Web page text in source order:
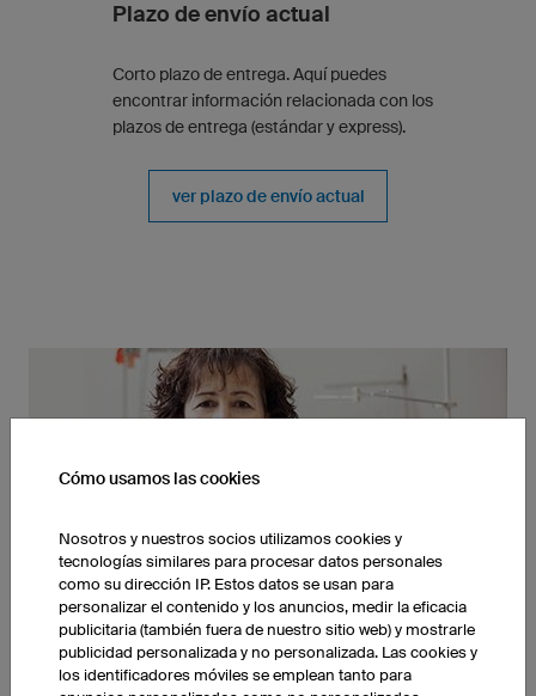
Plazo de envío actual
Corto plazo de entrega. Aquí puedes
encontrar información relacionada con los
plazos de entrega (estándar y express).
ver plazo de envío actual
Made In Germany
Cómo usamos las cookies
Nosotros y nuestros socios utilizamos cookies y
tecnologías similares para procesar datos personales
como su dirección IP. Estos datos se usan para
personalizar el contenido y los anuncios, medir la eficacia
publicitaria (también fuera de nuestro sitio web) y mostrarle
publicidad personalizada y no personalizada. Las cookies y
los identificadores móviles se emplean tanto para